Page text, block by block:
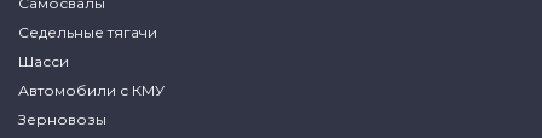
Седельные тягачи
Шасси
Автомобили с КМУ
Зерновозы